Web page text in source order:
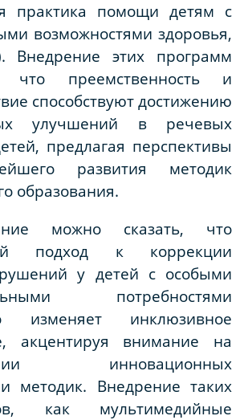
практика помощи детям с
возможностями здоровья,
Внедрение этих программ
что преемственность и
способствуют достижению
улучшений в речевых
предлагая перспективы
развития методик
образования.
можно сказать, что
подход к коррекции
у детей с особыми
потребностями
изменяет инклюзивное
акцентируя внимание на
инновационных
методик. Внедрение таких
как мультимедийные